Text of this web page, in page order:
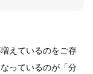
えているのをご存
っているのが「分